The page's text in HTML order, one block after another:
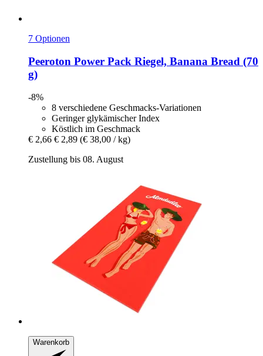
7 Optionen
Peeroton Power Pack Riegel, Banana Bread (70
g)
-8%
8 verschiedene Geschmacks-Variationen
Geringer glykämischer Index
Köstlich im Geschmack
€ 2,66 € 2,89 (€ 38,00 / kg)
Zustellung bis 08. August
Warenkorb